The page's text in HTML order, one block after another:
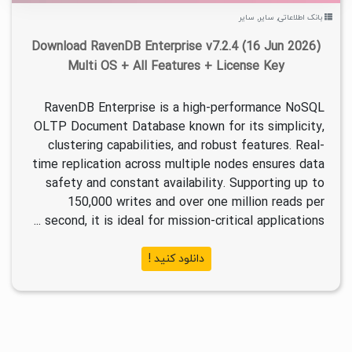
بانک اطلاعاتی, سایر, سایر
Download RavenDB Enterprise v7.2.4 (16 Jun 2026)
Multi OS + All Features + License Key
RavenDB Enterprise is a high-performance NoSQL
OLTP Document Database known for its simplicity,
clustering capabilities, and robust features. Real-
time replication across multiple nodes ensures data
safety and constant availability. Supporting up to
150,000 writes and over one million reads per
second, it is ideal for mission-critical applications ...
دانلود کنید !